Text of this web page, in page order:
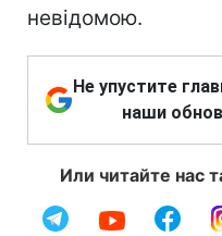
невідомою.
Не упустите
наши
Или читайте нас